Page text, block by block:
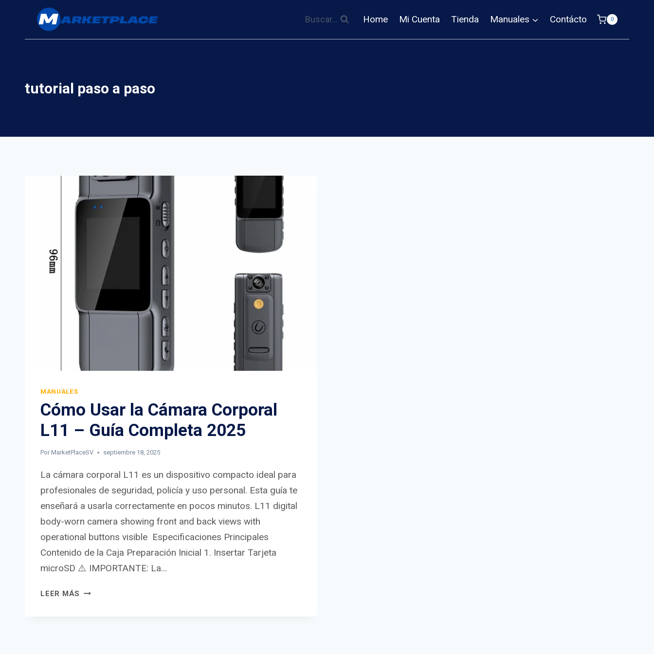
contenido
Buscar... Home Mi Cuenta Tienda Manuales Contácto 0
tutorial paso a paso
MANUALES
Cómo Usar la Cámara Corporal
L11 – Guía Completa 2025
Por MarketPlaceSV septiembre 18, 2025
La cámara corporal L11 es un dispositivo compacto ideal para
profesionales de seguridad, policía y uso personal. Esta guía te
enseñará a usarla correctamente en pocos minutos. L11 digital
body-worn camera showing front and back views with
operational buttons visible Especificaciones Principales
Contenido de la Caja Preparación Inicial 1. Insertar Tarjeta
microSD ⚠️ IMPORTANTE: La…
LEER MÁS CÓMO